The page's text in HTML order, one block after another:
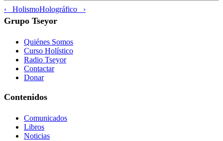
‹ HolismoHolográfico ›
Grupo Tseyor
Quiénes Somos
Curso Holístico
Radio Tseyor
Contactar
Donar
Contenidos
Comunicados
Libros
Noticias